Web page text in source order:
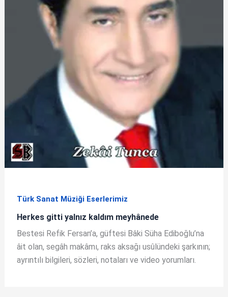
Türk Sanat Müziği Eserlerimiz
Herkes gitti yalnız kaldım meyhânede
Bestesi Refik Fersan’a, güftesi Bâki Süha Ediboğlu’na
âit olan, segâh makâmı, raks aksağı usûlündeki şarkının;
ayrıntılı bilgileri, sözleri, notaları ve video yorumları.